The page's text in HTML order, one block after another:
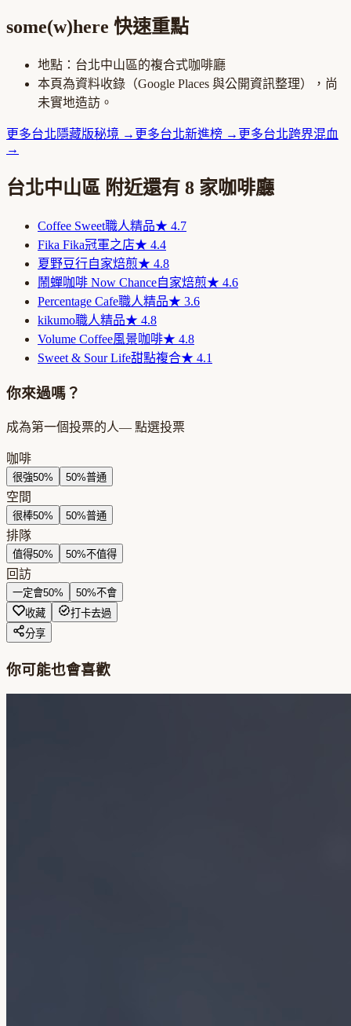
some(w)here 快速重點
地點： 台北中山區的複合式咖啡廳
本頁為資料收錄（Google Places 與公開資訊整理），尚
未實地造訪。
更多台北隱藏版秘境 → 更多台北新進榜 → 更多台北跨界混血
→
台北中山區 附近還有 8 家咖啡廳
Coffee Sweet職人精品★ 4.7
Fika Fika冠軍之店★ 4.4
夏野豆行自家焙煎★ 4.8
鬧蟬咖啡 Now Chance自家焙煎★ 4.6
Percentage Cafe職人精品★ 3.6
kikumo職人精品★ 4.8
Volume Coffee風景咖啡★ 4.8
Sweet & Sour Life甜點複合★ 4.1
你來過嗎？
成為第一個投票的人— 點選投票
咖啡
很強50% 50%普通
空間
很棒50% 50%普通
排隊
值得50% 50%不值得
回訪
一定會50% 50%不會
收藏
打卡去過
分享
你可能也會喜歡